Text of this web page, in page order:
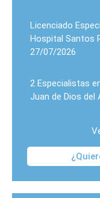
Licenciado
Hospital Santos
27/07/2026
2 Especialistas
Juan de Dios del